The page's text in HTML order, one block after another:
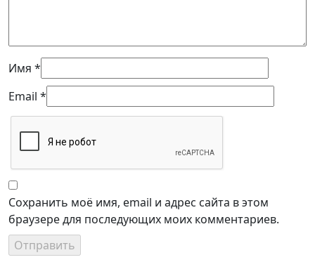
Имя *
Email *
Сохранить моё имя, email и адрес сайта в этом
браузере для последующих моих комментариев.